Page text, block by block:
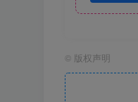
© 版权声明